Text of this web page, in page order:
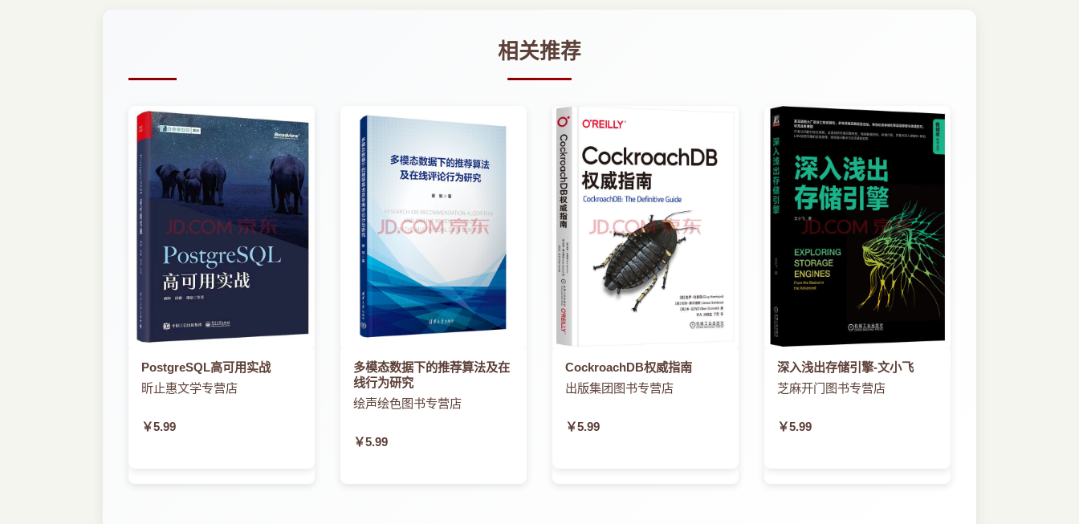
相关推荐
PostgreSQL高可用实战
昕止惠文学专营店
￥5.99
多模态数据下的推荐算法及在
线行为研究
绘声绘色图书专营店
￥5.99
CockroachDB权威指南
出版集团图书专营店
￥5.99
深入浅出存储引擎-文小飞
芝麻开门图书专营店
￥5.99